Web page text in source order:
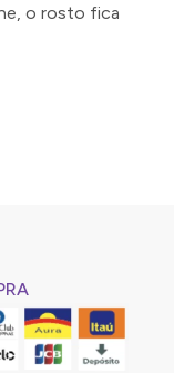
o rosto fica
maquiagem.